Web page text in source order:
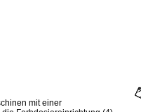
mit einer